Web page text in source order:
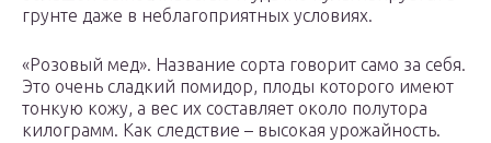
грунте даже в неблагоприятных условиях.
«Розовый мед». Название сорта говорит само за себя.
Это очень сладкий помидор, плоды которого имеют
тонкую кожу, а вес их составляет около полутора
килограмм. Как следствие – высокая урожайность.